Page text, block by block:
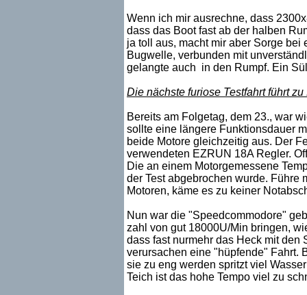
Wenn ich mir ausrechne, dass
dass das Boot fast ab der halben
ja toll aus, macht mir aber Sorge
Bugwelle, verbunden mit
gelangte auch in den Rumpf. Ein
Die nächste furiose Testfahrt führt
Bereits am Folgetag, dem 23., war
sollte eine längere Funktionsdauer
beide Motore gleichzeitig aus. Der
verwendeten EZRUN 18A Regler.
Die an einem Motorgemessene
der Test abgebrochen wurde. Führe
Motoren, käme es zu keiner
Nun war die "Speedcommodore"
zahl von gut 18000U/Min bringen,
dass fast nurmehr das Heck mit
verursachen eine "hüpfende" Fahrt.
sie zu eng werden spritzt viel
Teich ist das hohe Tempo viel zu